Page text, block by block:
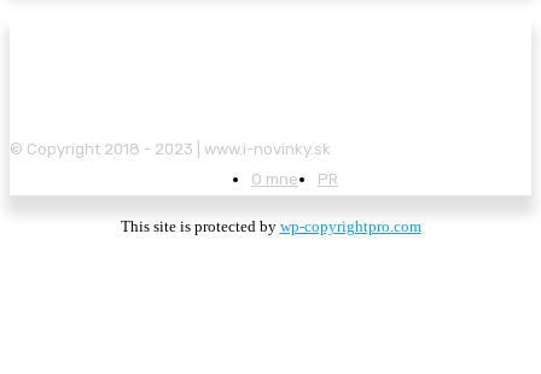
© Copyright 2018 - 2023 | www.i-novinky.sk
O mne
PR
This site is protected by wp-copyrightpro.com